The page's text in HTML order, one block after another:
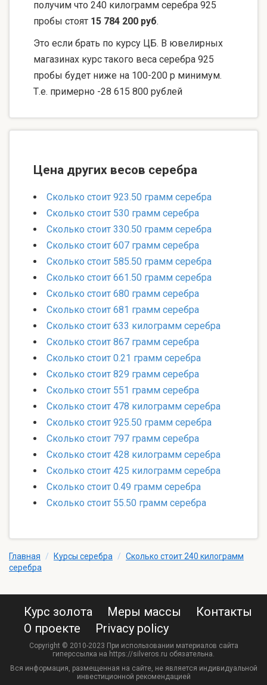
получим что 240 килограмм серебра 925
пробы стоят 15 784 200 руб.
Это если брать по курсу ЦБ. В ювелирных
магазинах курс такого веса серебра 925
пробы будет ниже на 100-200 р минимум.
Т.е. примерно -28 615 800 рублей
Цена других весов серебра
Сколько стоит 923.50 грамм серебра
Сколько стоит 530 грамм серебра
Сколько стоит 330.50 грамм серебра
Сколько стоит 607 грамм серебра
Сколько стоит 585.50 грамм серебра
Сколько стоит 661.50 грамм серебра
Сколько стоит 680 грамм серебра
Сколько стоит 681 грамм серебра
Сколько стоит 633 килограмм серебра
Сколько стоит 867 грамм серебра
Сколько стоит 0.21 грамм серебра
Сколько стоит 829 грамм серебра
Сколько стоит 551 грамм серебра
Сколько стоит 478 килограмм серебра
Сколько стоит 925.50 грамм серебра
Сколько стоит 797 грамм серебра
Сколько стоит 428 килограмм серебра
Сколько стоит 425 килограмм серебра
Сколько стоит 0.49 грамм серебра
Сколько стоит 55.50 грамм серебра
Главная / Курсы серебра / Сколько стоит 240 килограмм
серебра
Курс золота Меры массы
Контакты
О проекте
Privacy policy
Copyright © 2010-2023 При использовании материалов сайта
гиперссылка на https://silveros.ru обязательна.
Вся информация, размещенная на сайте, не является индивидуальной
инвестиционной рекомендацией